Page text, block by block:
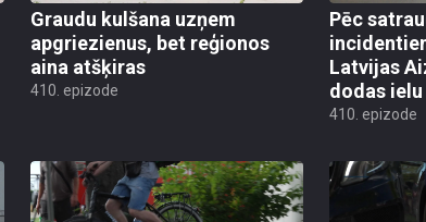
Graudu kulšana uzņem
apgriezienus, bet reģionos
aina atšķiras
410. epizode
Pēc
Latvijas
dodas
410. epizode